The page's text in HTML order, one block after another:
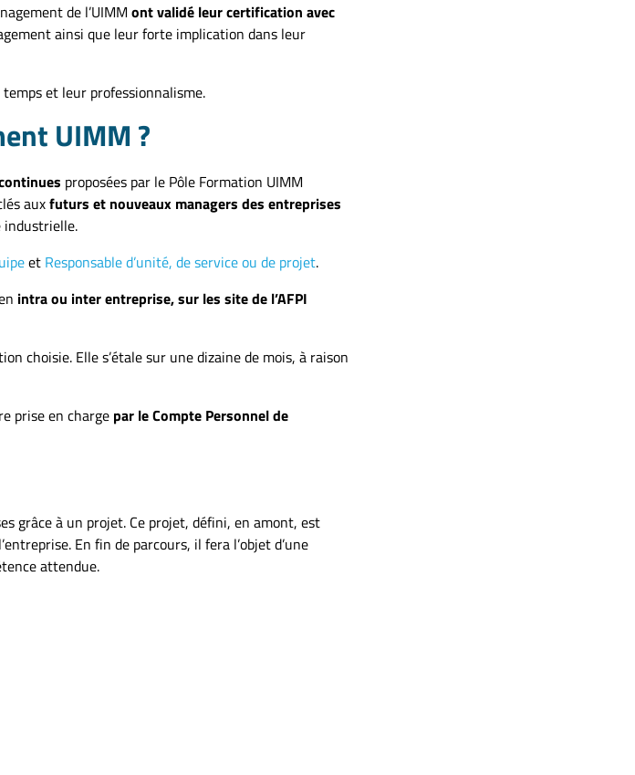
de l’UIMM ont validé leur certification avec
ainsi que leur forte implication dans leur
et leur professionnalisme.
UIMM ?
proposées par le Pôle Formation UIMM
auxfuturs et nouveaux managers des entreprises
industrielle.
et Responsable d’unité, de service ou de projet.
intra ou inter entreprise, sur les site de l’AFPI
choisie. Elle s’étale sur une dizaine de mois, à raison
prise en charge par le Compte Personnel de
grâce à un projet. Ce projet, défini, en amont, est
En fin de parcours, il fera l’objet d’une
attendue.